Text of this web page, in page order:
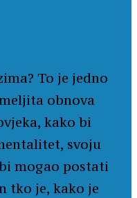
To je jedno
obnova
kako bi
svoju
mogao postati
tko je, kako je